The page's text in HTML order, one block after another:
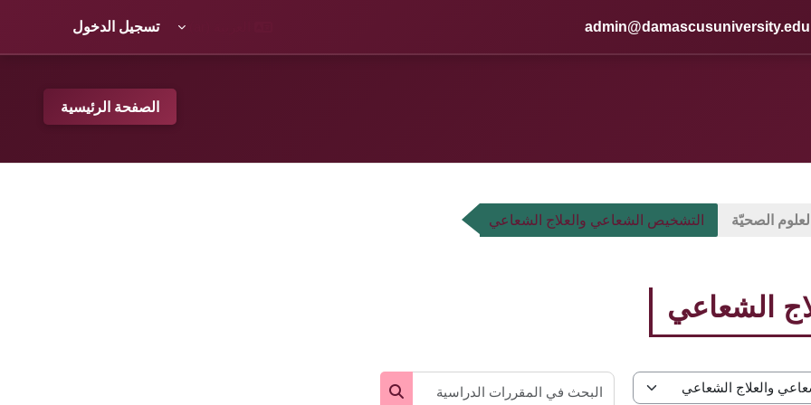
تسجيل الدخول
الصفحة الرئيسية
الصحيّة التشخيص الشعاعي والعلاج الشعاعي
الشعاعي
البحث في المقررات الدراسية